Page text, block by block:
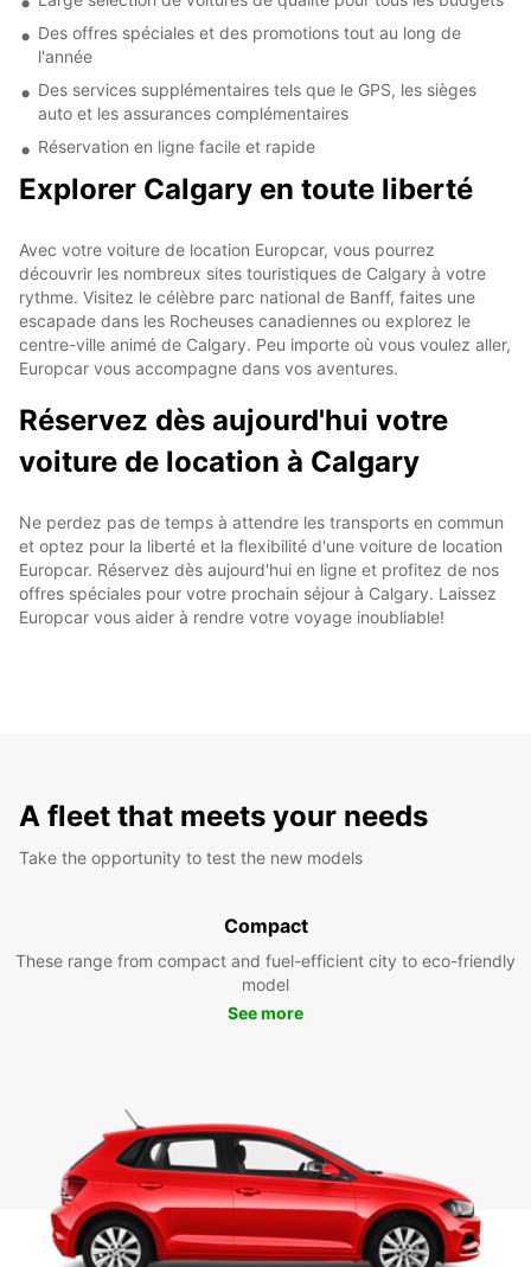
Des offres spéciales et des promotions tout au long de
l'année
Des services supplémentaires tels que le GPS, les sièges
auto et les assurances complémentaires
Réservation en ligne facile et rapide
Explorer Calgary en toute liberté
Avec votre voiture de location Europcar, vous pourrez
découvrir les nombreux sites touristiques de Calgary à votre
rythme. Visitez le célèbre parc national de Banff, faites une
escapade dans les Rocheuses canadiennes ou explorez le
centre-ville animé de Calgary. Peu importe où vous voulez aller,
Europcar vous accompagne dans vos aventures.
Réservez dès aujourd'hui votre
voiture de location à Calgary
Ne perdez pas de temps à attendre les transports en commun
et optez pour la liberté et la flexibilité d'une voiture de location
Europcar. Réservez dès aujourd'hui en ligne et profitez de nos
offres spéciales pour votre prochain séjour à Calgary. Laissez
Europcar vous aider à rendre votre voyage inoubliable!
A fleet that meets your needs
Take the opportunity to test the new models
Compact
These range from compact and fuel-efficient city to eco-friendly
model
See more